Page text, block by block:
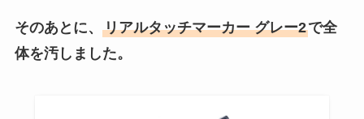
そのあとに、 リアルタッチマーカー グレー2で全
体を汚しました。